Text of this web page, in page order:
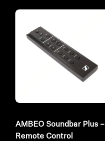
AMBEO Soundbar Plus –
Remote Control